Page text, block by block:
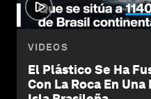
VIDEOS
El Plástico Se Ha
Con La Roca En